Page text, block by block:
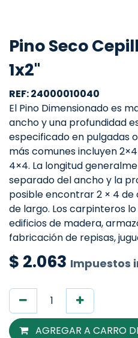
Pino Seco
1x2"
REF: 24000010040
El Pino Dimensionado es
ancho y una profundidad
especificado en pulgadas
más comunes incluyen
4×4. La longitud
separado del ancho y la
posible encontrar 2 × 4
de largo. Los carpinteros
edificios de madera,
fabricación de repisas,
$ 2.063 Impuestos
AGREGAR A CARRO